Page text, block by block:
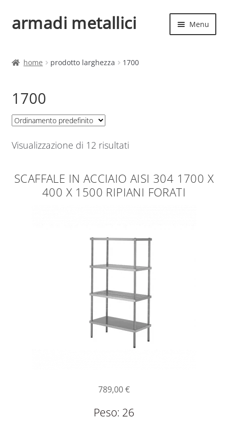
Vai
alla
Vai
al
armadi metallici Menu
home prodotto larghezza 1700
1700
Visualizzazione di 12 risultati
SCAFFALE IN ACCIAIO AISI 304 1700 X
400 X 1500 RIPIANI FORATI
789,00€
Peso: 26